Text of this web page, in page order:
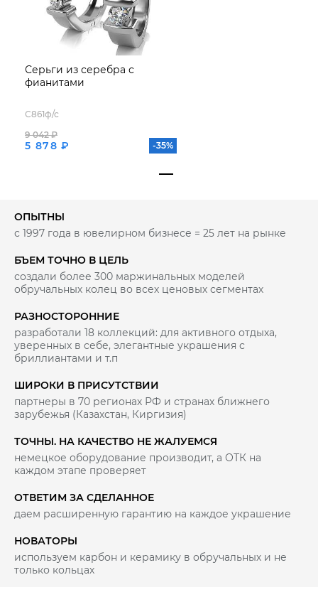
Серьги из серебра с
фианитами
С861ф/с
5 878 ₽
9 042 ₽
-35%
ОПЫТНЫ
с 1997 года в ювелирном бизнесе = 25 лет на рынке
БЪЕМ ТОЧНО В ЦЕЛЬ
создали более 300 маржинальных моделей
обручальных колец во всех ценовых сегментах
РАЗНОСТОРОННИЕ
разработали 18 коллекций: для активного отдыха,
уверенных в себе, элегантные украшения с
бриллиантами и т.п
ШИРОКИ В ПРИСУТСТВИИ
партнеры в 70 регионах РФ и странах ближнего
зарубежья (Казахстан, Киргизия)
ТОЧНЫ. НА КАЧЕСТВО НЕ ЖАЛУЕМСЯ
немецкое оборудование производит, а ОТК на
каждом этапе проверяет
ОТВЕТИМ ЗА СДЕЛАННОЕ
даем расширенную гарантию на каждое украшение
НОВАТОРЫ
используем карбон и керамику в обручальных и не
только кольцах